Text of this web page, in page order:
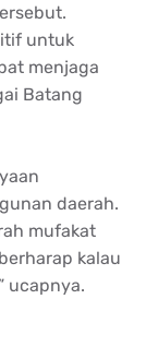
untuk
menjaga
Batang
daerah.
mufakat
kalau
ucapnya.